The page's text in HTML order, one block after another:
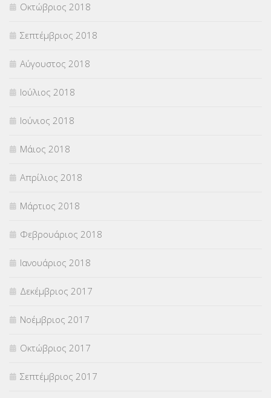
Οκτώβριος 2018
Σεπτέμβριος 2018
Αύγουστος 2018
Ιούλιος 2018
Ιούνιος 2018
Μάιος 2018
Απρίλιος 2018
Μάρτιος 2018
Φεβρουάριος 2018
Ιανουάριος 2018
Δεκέμβριος 2017
Νοέμβριος 2017
Οκτώβριος 2017
Σεπτέμβριος 2017